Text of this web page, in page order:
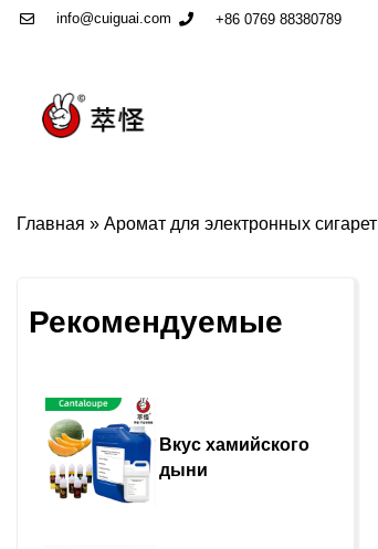
info@cuiguai.com +86 0769 88380789
Главная » Аромат для электронных сигарет
Рекомендуемые
Вкус хамийского
дыни